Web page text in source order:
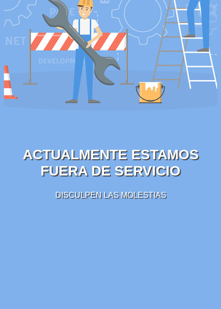
ACTUALMENTE ESTAMOS
FUERA DE SERVICIO
DISCULPEN LAS MOLESTIAS